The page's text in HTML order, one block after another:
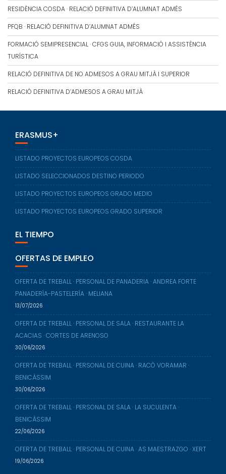
RESIDÈNCIA COSDA · RELACIÓ DEFINITIVA D’ALUMNAT ADMÉS
PFQB · RELACIÓ DEFINITIVA D’ALUMNAT ADMÉS
FORMACIÓ SEMIPRESENCIAL · CFGS GUIA, INFORMACIÓ I ASSISTÈNCIA
TURÍSTICA
RELACIÓ DEFINITIVA DE NO ADMESOS A GRAU MITJÀ I SUPERIOR
RELACIÓ DEFINITIVA D’ADMESOS A GRAU MITJÀ
ERASMUS+
LISTADO PROYECTOS EUROPEOS COSDA
LISTADO SELECCIONADOS DESTINO PERIODO
LISTADO PROYECTOS EUROPEOS GRADO MEDIO
LISTADO PROYECTOS EUROPEOS GRADO SUPERIOR
EL TIEMPO
OFERTAS DE EMPLEO
OFERTA DE TREBALL · PERSONAL DE PANADERIA · ANDREA FORTE
PANADERÍA-PASTELERÍA · MELIANA
13/07/2026
OFERTA DE TREBALL · PERSONAL DE SALA · RESTAURANTE LA
ACACIAS · CORTES DE ARENOSO
30/06/2026
OFERTA DE TREBALL · PERSONAL DE CUINA · RACÒ VORAMAR ·
BENICÀSSIM
30/06/2026
OFERTA DE TREBALL · PERSONAL DE SALA · LA SUCULENTA ·
BENICÀSSIM
22/06/2026
OFERTA DE TREBALL · PERSONAL DE CUINA · AS MAESTRAZGO · XERT
19/06/2026